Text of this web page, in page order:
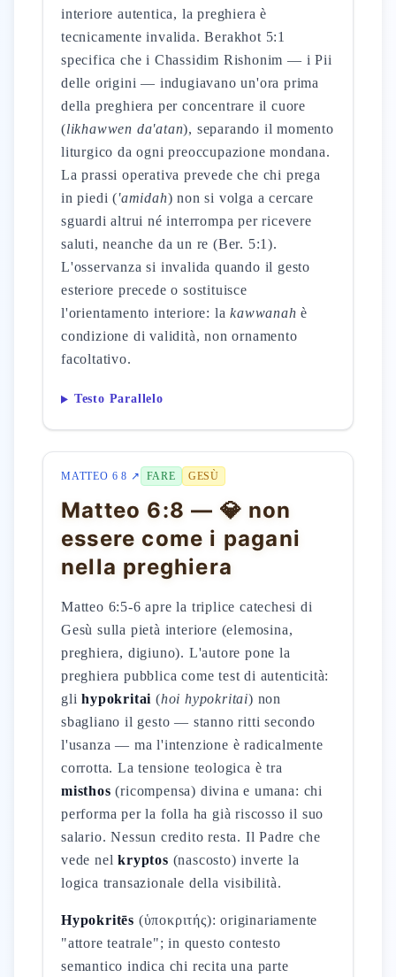
interiore autentica, la preghiera è
tecnicamente invalida. Berakhot 5:1
specifica che i Chassidim Rishonim — i Pii
delle origini — indugiavano un'ora prima
della preghiera per concentrare il cuore
(likhawwen da'atan), separando il momento
liturgico da ogni preoccupazione mondana.
La prassi operativa prevede che chi prega
in piedi ('amidah) non si volga a cercare
sguardi altrui né interrompa per ricevere
saluti, neanche da un re (Ber. 5:1).
L'osservanza si invalida quando il gesto
esteriore precede o sostituisce
l'orientamento interiore: lakawwanah è
condizione di validità, non ornamento
facoltativo.
Testo Parallelo
MATTEO 6 8 ↗ FARE GESÙ
Matteo 6:8 — 💎 non
essere come i pagani
nella preghiera
Matteo 6:5-6 apre la triplice catechesi di
Gesù sulla pietà interiore (elemosina,
preghiera, digiuno). L'autore pone la
preghiera pubblica come test di autenticità:
glihypokritai (hoi hypokritai) non
sbagliano il gesto — stanno ritti secondo
l'usanza — ma l'intenzione è radicalmente
corrotta. La tensione teologica è tra
misthos (ricompensa) divina e umana: chi
performa per la folla ha già riscosso il suo
salario. Nessun credito resta. Il Padre che
vede nelkryptos (nascosto) inverte la
logica transazionale della visibilità.
Hypokritēs (ὑποκριτής): originariamente
"attore teatrale"; in questo contesto
semantico indica chi recita una parte